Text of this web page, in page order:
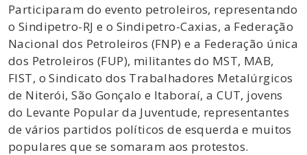
Participaram do evento petroleiros, representando
o Sindipetro-RJ e o Sindipetro-Caxias, a Federação
Nacional dos Petroleiros (FNP) e a Federação única
dos Petroleiros (FUP), militantes do MST, MAB,
FIST, o Sindicato dos Trabalhadores Metalúrgicos
de Niterói, São Gonçalo e Itaboraí, a CUT, jovens
do Levante Popular da Juventude, representantes
de vários partidos políticos de esquerda e muitos
populares que se somaram aos protestos.